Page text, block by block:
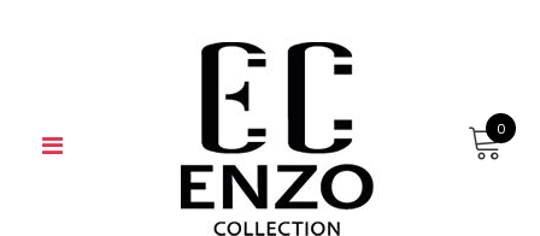
0